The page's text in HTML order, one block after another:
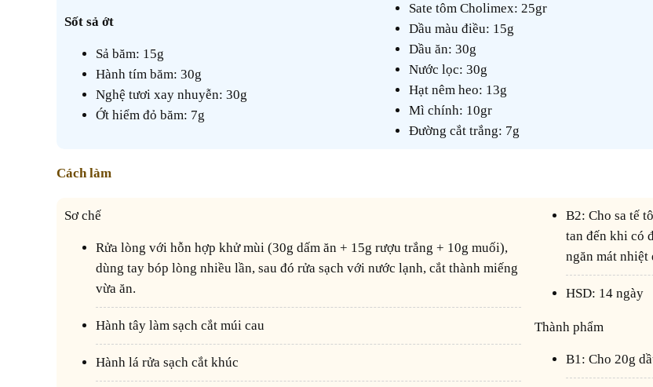
Sốt sả ớt
Sả băm: 15g
Hành tím băm: 30g
Nghệ tươi xay nhuyễn: 30g
Ớt hiểm đỏ băm: 7g
Sate tôm Cholimex: 25gr
Dầu màu điều: 15g
Dầu ăn: 30g
Nước lọc: 30g
Hạt nêm heo: 13g
Mì chính: 10gr
Đường cắt trắng: 7g
Cách làm
Sơ chế
Rửa lòng với hỗn hợp khử mùi (30g dấm ăn + 15g rượu trắng + 10g muối),
dùng tay bóp lòng nhiều lần, sau đó rửa sạch với nước lạnh, cắt thành miếng
vừa ăn.
Hành tây làm sạch cắt múi cau
Hành lá rửa sạch cắt khúc
B2: Cho sa tế tôm vào, sau đó cho nước lọc vào và cho tất cả gia vị vào nấu
tan đến khi có
ngăn mát
HSD: 14 ngày
Thành phẩm
B1: Cho 20g